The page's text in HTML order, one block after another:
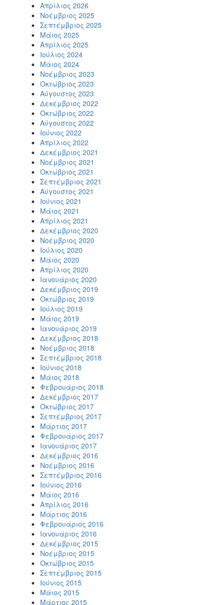
Απρίλιος 2026
Νοέμβριος 2025
Σεπτέμβριος 2025
Μάιος 2025
Απρίλιος 2025
Ιούλιος 2024
Μάιος 2024
Νοέμβριος 2023
Οκτώβριος 2023
Αύγουστος 2023
Δεκέμβριος 2022
Οκτώβριος 2022
Αύγουστος 2022
Ιούνιος 2022
Απρίλιος 2022
Δεκέμβριος 2021
Νοέμβριος 2021
Οκτώβριος 2021
Σεπτέμβριος 2021
Αύγουστος 2021
Ιούνιος 2021
Μάιος 2021
Απρίλιος 2021
Δεκέμβριος 2020
Νοέμβριος 2020
Ιούλιος 2020
Μάιος 2020
Απρίλιος 2020
Ιανουάριος 2020
Δεκέμβριος 2019
Οκτώβριος 2019
Ιούλιος 2019
Μάιος 2019
Ιανουάριος 2019
Δεκέμβριος 2018
Νοέμβριος 2018
Σεπτέμβριος 2018
Ιούνιος 2018
Μάιος 2018
Φεβρουάριος 2018
Δεκέμβριος 2017
Οκτώβριος 2017
Σεπτέμβριος 2017
Μάρτιος 2017
Φεβρουάριος 2017
Ιανουάριος 2017
Δεκέμβριος 2016
Νοέμβριος 2016
Σεπτέμβριος 2016
Ιούνιος 2016
Μάιος 2016
Απρίλιος 2016
Μάρτιος 2016
Φεβρουάριος 2016
Ιανουάριος 2016
Δεκέμβριος 2015
Νοέμβριος 2015
Οκτώβριος 2015
Σεπτέμβριος 2015
Ιούνιος 2015
Μάιος 2015
Μάρτιος 2015